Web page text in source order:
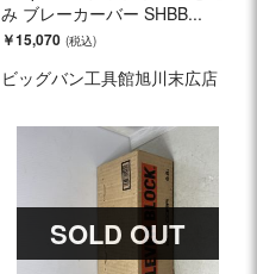
み ブレーカーバー SHBB...
￥15,070
ビッグバン工具館旭川末広店
SOLD OUT